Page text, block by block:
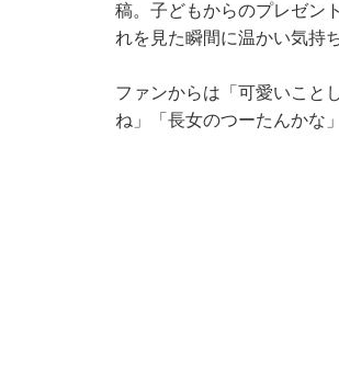
稿。子どもからのプレゼン
れを見た瞬間に温かい気持
ファンからは「可愛いこと
ね」「長女のつーたんかな